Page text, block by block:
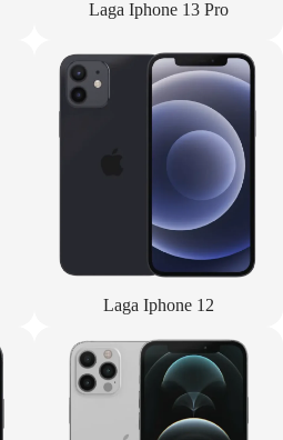
Laga Iphone 13 Pro
Laga Iphone 12